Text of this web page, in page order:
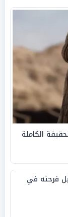
الكاملة
فرحته في